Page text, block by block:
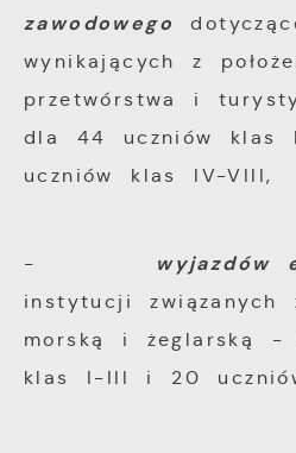
zawodowego
wynikających z
przetwórstwa i
dla 44 uczniów
uczniów klas IV-VIII,
- wyjazdów
instytucji związanych
morską i żeglarską -
klas I-III i 20